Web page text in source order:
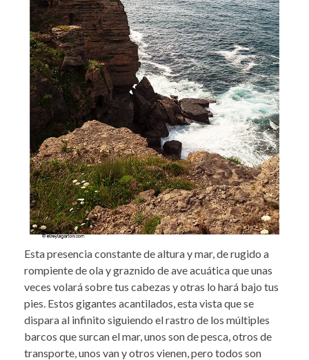
Esta presencia constante de altura y mar, de rugido a
rompiente de ola y graznido de ave acuática que unas
veces volará sobre tus cabezas y otras lo hará bajo tus
pies. Estos gigantes acantilados, esta vista que se
dispara al infinito siguiendo el rastro de los múltiples
barcos que surcan el mar, unos son de pesca, otros de
transporte, unos van y otros vienen, pero todos son